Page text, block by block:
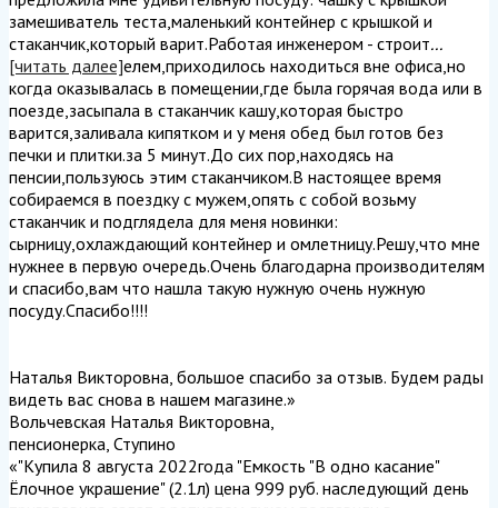
замешиватель теста,маленький контейнер с крышкой и
стаканчик,который варит.Работая инженером - строит...
[читать далее]елем,приходилось находиться вне офиса,но
когда оказывалась в помещении,где была горячая вода или в
поезде,засыпала в стаканчик кашу,которая быстро
варится,заливала кипятком и у меня обед был готов без
печки и плитки.за 5 минут.До сих пор,находясь на
пенсии,пользуюсь этим стаканчиком.В настоящее время
собираемся в поездку с мужем,опять с собой возьму
стаканчик и подглядела для меня новинки:
сырницу,охлаждающий контейнер и омлетницу.Решу,что мне
нужнее в первую очередь.Очень благодарна производителям
и спасибо,вам что нашла такую нужную очень нужную
посуду.Спасибо!!!!
Наталья Викторовна, большое спасибо за отзыв. Будем рады
видеть вас снова в нашем магазине.»
Вольчевская Наталья Викторовна,
пенсионерка, Ступино
«"Купила 8 августа 2022года "Емкость "В одно касание"
Ёлочное украшение" (2.1л) цена 999 руб. наследующий день